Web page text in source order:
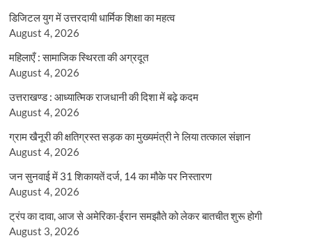
डिजिटल युग में उत्तरदायी धार्मिक शिक्षा का महत्व
August 4, 2026
महिलाएँ : सामाजिक स्थिरता की अग्रदूत
August 4, 2026
उत्तराखण्ड : आध्यात्मिक राजधानी की दिशा में बढ़े कदम
August 4, 2026
ग्राम खैनूरी की क्षतिग्रस्त सड़क का मुख्यमंत्री ने लिया तत्काल संज्ञान
August 4, 2026
जन सुनवाई में 31 शिकायतें दर्ज, 14 का मौके पर निस्तारण
August 4, 2026
ट्रंप का दावा, आज से अमेरिका-ईरान समझौते को लेकर बातचीत शुरू होगी
August 3, 2026